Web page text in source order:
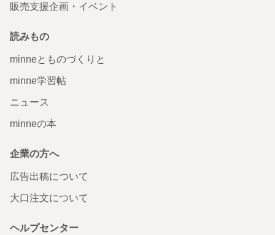
販売支援企画・イベント
読みもの
minneとものづくりと
minne学習帖
ニュース
minneの本
企業の方へ
広告出稿について
大口注文について
ヘルプセンター